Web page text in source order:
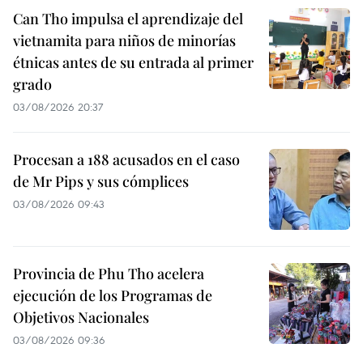
Can Tho impulsa el aprendizaje del
vietnamita para niños de minorías
étnicas antes de su entrada al primer
grado
03/08/2026 20:37
Procesan a 188 acusados en el caso
de Mr Pips y sus cómplices
03/08/2026 09:43
Provincia de Phu Tho acelera
ejecución de los Programas de
Objetivos Nacionales
03/08/2026 09:36